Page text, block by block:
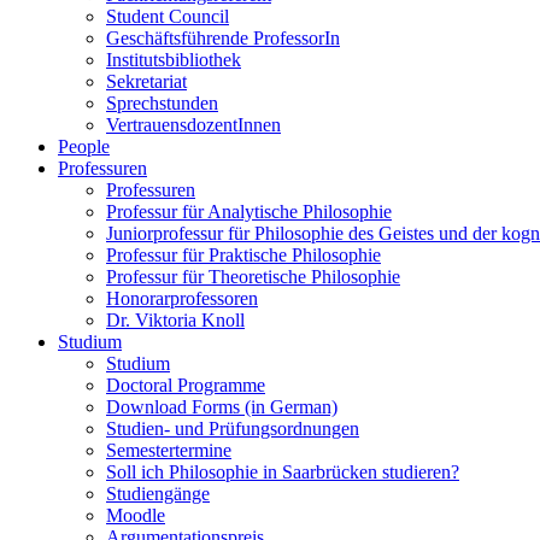
Student Council
Geschäftsführende ProfessorIn
Institutsbibliothek
Sekretariat
Sprechstunden
VertrauensdozentInnen
People
Professuren
Professuren
Professur für Analytische Philosophie
Juniorprofessur für Philosophie des Geistes und der
Professur für Praktische Philosophie
Professur für Theoretische Philosophie
Honorarprofessoren
Dr. Viktoria Knoll
Studium
Studium
Doctoral Programme
Download Forms (in German)
Studien- und Prüfungsordnungen
Semestertermine
Soll ich Philosophie in Saarbrücken studieren?
Studiengänge
Moodle